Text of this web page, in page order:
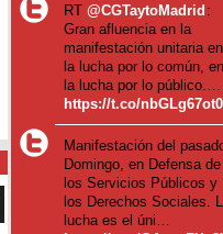
RT@CGTaytoMadrid :
Gran afluencia en la
manifestación unitaria en
la lucha por lo común,
la lucha por lo público.…
https://t.co/nbGLg67ot0
Manifestación del
Domingo, en Defensa de
los Servicios Públicos y
los Derechos Sociales.
lucha es el úni…